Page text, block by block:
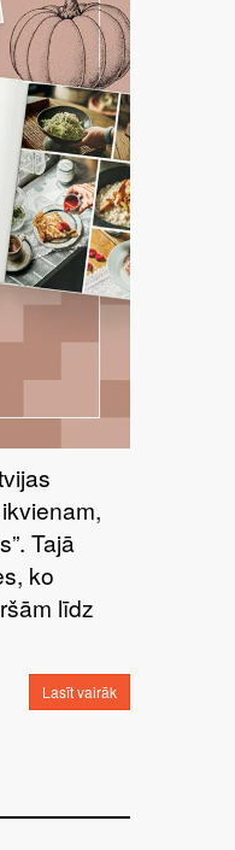
Tajā
ko
līdz
Lasīt vairāk